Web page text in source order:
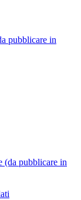
pubblicare in
(da pubblicare in